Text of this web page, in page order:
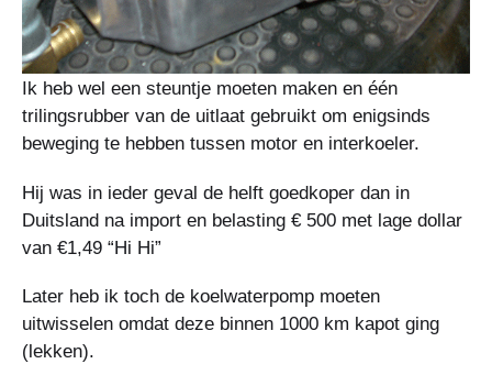
Ik heb wel een steuntje moeten maken en één
trilingsrubber van de uitlaat gebruikt om enigsinds
beweging te hebben tussen motor en interkoeler.
Hij was in ieder geval de helft goedkoper dan in
Duitsland na import en belasting € 500 met lage dollar
van €1,49 “Hi Hi”
Later heb ik toch de koelwaterpomp moeten
uitwisselen omdat deze binnen 1000 km kapot ging
(lekken).